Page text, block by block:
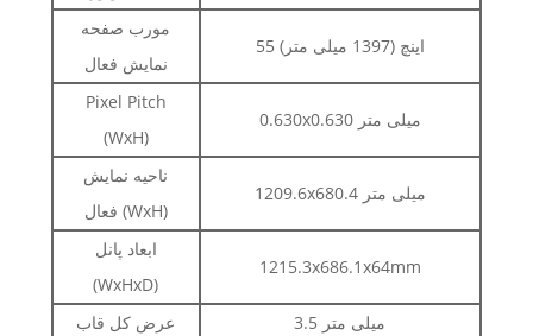
مورب صفحه
نمایش فعال
55 اینچ (1397 میلی متر)
Pixel Pitch
(WxH)
0.630x0.630 میلی متر
ناحیه نمایش
فعال (WxH)
1209.6x680.4 میلی متر
ابعاد پانل
(WxHxD)
1215.3x686.1x64mm
عرض کل قاب
3.5 میلی متر